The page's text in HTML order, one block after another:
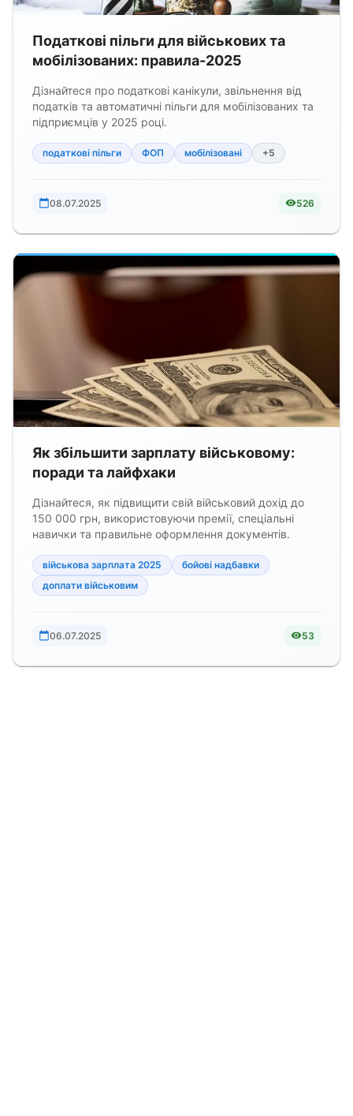
Податкові пільги для військових та
мобілізованих: правила-2025
Дізнайтеся про податкові канікули, звільнення від
податків та автоматичні пільги для мобілізованих та
підприємців у 2025 році.
податкові пільги ФОП мобілізовані +5
08.07.2025 526
Як збільшити зарплату військовому:
поради та лайфхаки
Дізнайтеся, як підвищити свій військовий дохід до
150 000 грн, використовуючи премії, спеціальні
навички та правильне оформлення документів.
військова зарплата 2025
бойові надбавки
доплати військовим
06.07.2025 53